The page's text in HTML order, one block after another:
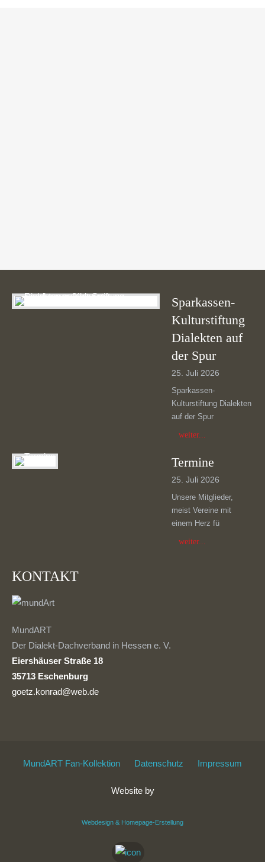
Sparkassen-
Kulturstiftung
Dialekten auf
der Spur
25. Juli 2026
Sparkassen-
Kulturstiftung Dialekten
auf der Spur
weiter...
Termine
25. Juli 2026
Unsere Mitglieder,
meist Vereine mit
einem Herz fü
weiter...
KONTAKT
MundART
Der Dialekt-Dachverband in Hessen e. V.
Eiershäuser Straße 18
35713 Eschenburg
goetz.konrad@web.de
MundART Fan-Kollektion Datenschutz Impressum
Website by
Webdesign & Homepage-Erstellung